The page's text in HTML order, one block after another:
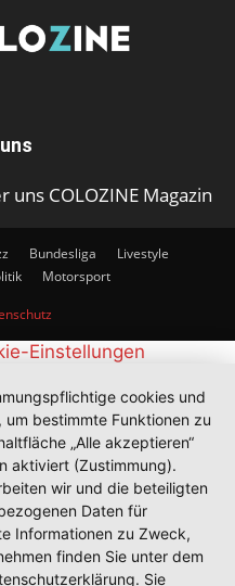
COLOZINE Magazin
Bundesliga
Livestyle
Motorsport
Einstellungen
cookies und
bestimmte Funktionen zu
„Alle akzeptieren“
aktiviert (Zustimmung).
wir und die beteiligten
Daten für
Informationen zu Zweck,
finden Sie unter dem
Sie